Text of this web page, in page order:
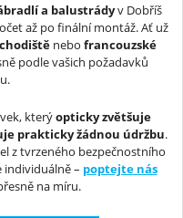
a balustrádyv Dobříš
až po finální montáž. Ať už
nebo francouzské
podle vašich požadavků
kterýopticky zvětšuje
prakticky žádnou údržbu.
z tvrzeného bezpečnostního
individuálně – poptejte nás
na míru.